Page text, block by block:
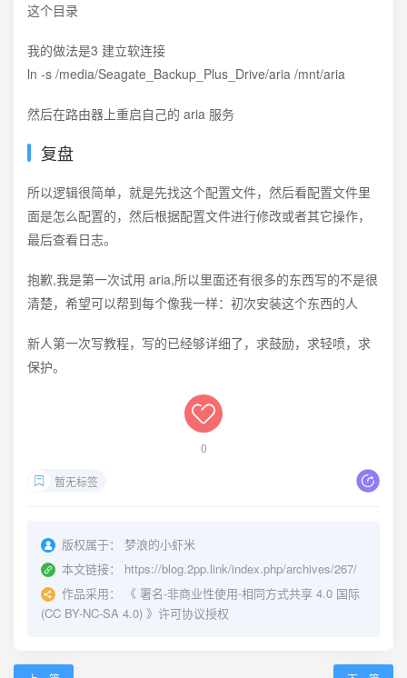
这个目录
我的做法是3 建立软连接
ln -s /media/Seagate_Backup_Plus_Drive/aria /mnt/aria
然后在路由器上重启自己的 aria 服务
复盘
所以逻辑很简单，就是先找这个配置文件，然后看配置文件里
面是怎么配置的，然后根据配置文件进行修改或者其它操作，
最后查看日志。
抱歉,我是第一次试用 aria,所以里面还有很多的东西写的不是很
清楚，希望可以帮到每个像我一样：初次安装这个东西的人
新人第一次写教程，写的已经够详细了，求鼓励，求轻喷，求
保护。
0
暂无标签
版权属于：
梦浪的小虾米
本文链接：
https://blog.2pp.link/index.php/archives/267/
作品采用：
《 署名-非商业性使用-相同方式共享 4.0 国际
(CC BY-NC-SA 4.0) 》许可协议授权